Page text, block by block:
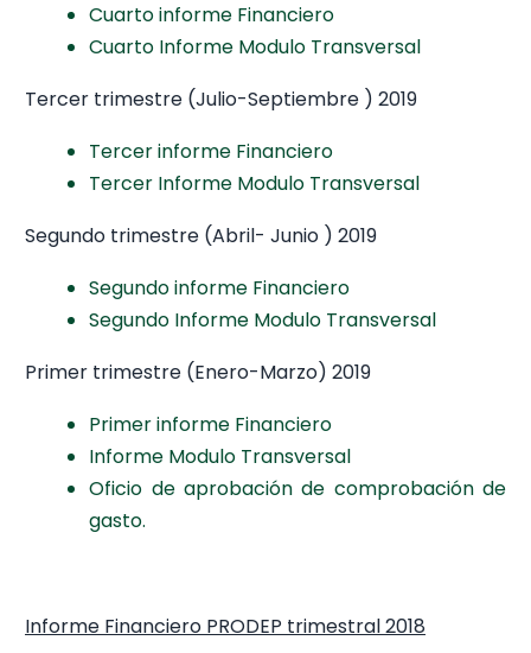
Cuarto informe Financiero
Cuarto Informe Modulo Transversal
Tercer trimestre (Julio-Septiembre ) 2019
Tercer informe Financiero
Tercer Informe Modulo Transversal
Segundo trimestre (Abril- Junio ) 2019
Segundo informe Financiero
Segundo Informe Modulo Transversal
Primer trimestre (Enero-Marzo) 2019
Primer informe Financiero
Informe Modulo Transversal
Oficio de aprobación de comprobación de
gasto.
Informe Financiero PRODEP trimestral 2018